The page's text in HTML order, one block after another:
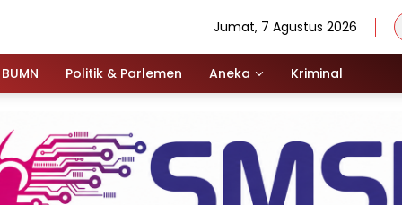
Jumat, 7 Agustus 2026
BUMN Politik & Parlemen Aneka Kriminal